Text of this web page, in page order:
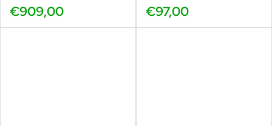
€909,00 €97,00